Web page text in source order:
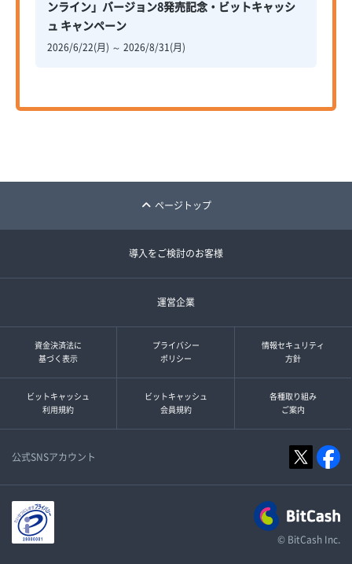
ンライン」バージョン8発売記念・ビットキャッシ
ュ キャンペーン
2026/6/22(月) ～ 2026/8/31(月)
ページトップ
導入をご検討のお客様
運営企業
資金決済法に
基づく表示
プライバシー
ポリシー
情報セキュリティ
方針
ビットキャッシュ
利用規約
ビットキャッシュ
会員規約
各種取り組み
ご案内
公式SNSアカウント
© BitCash Inc.